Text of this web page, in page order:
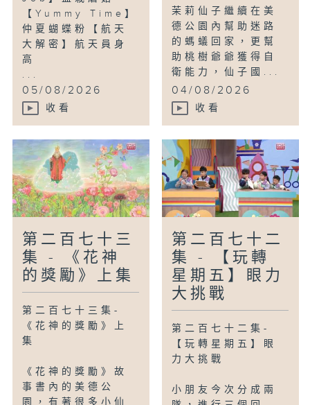
【Yummy Time】
仲夏蝴蝶粉【航天
大解密】航天員身
高
...
05/08/2026
收看
茉莉仙子繼續在美
德公園內幫助迷路
的螞蟻回家，更幫
助桃樹爺爺獲得自
衛能力，仙子國...
04/08/2026
收看
第二百七十三
集 - 《花神
的獎勵》上集
第二百七十三集-
《花神的獎勵》上
集
《花神的獎勵》故
事書內的美德公
園，有著很多小仙
第二百七十二
集 - 【玩轉
星期五】眼力
大挑戰
第二百七十二集-
【玩轉星期五】眼
力大挑戰
小朋友今次分成兩